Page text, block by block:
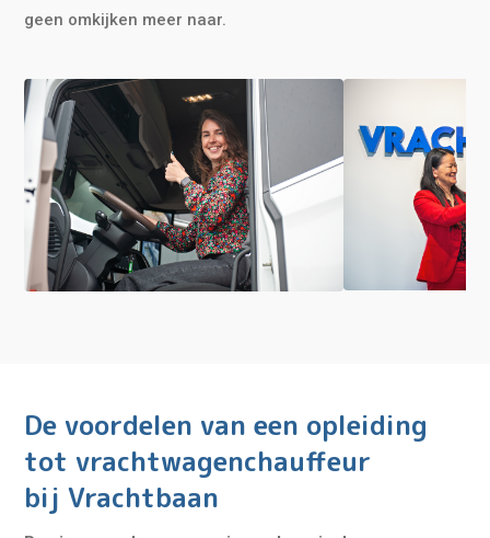
geen omkijken meer naar.
De voordelen van een opleiding
tot vrachtwagenchauffeur
bij Vrachtbaan